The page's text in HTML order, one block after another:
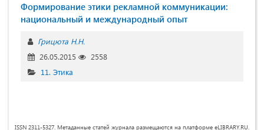
Формирование этики рекламной коммуникации:
национальный и международный опыт
Грицюта Н.Н.
26.05.2015
2558
11. Этика
ISSN 2311-5327. Метаданные статей журнала размещаются на платформе eLIBRARY.RU.